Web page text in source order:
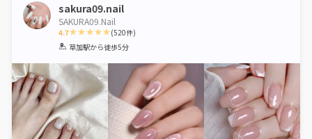
sakura09.nail
SAKURA09.Nail
4.7
1 2 3 4 5
(520件)
草加駅から徒歩5分